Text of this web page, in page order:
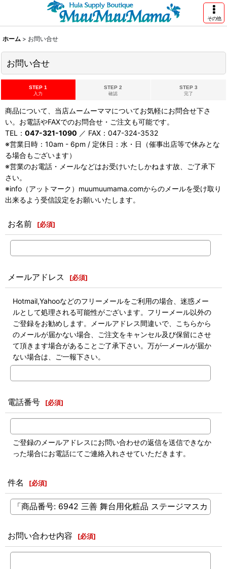
その他
ホーム > お問い合せ
お問い合せ
STEP 1
入力
STEP 2
確認
STEP 3
完了
商品について、当店ムームーママについてお気軽にお問合せ下さ
い。お電話やFAXでのお問合せ・ご注文も可能です。
TEL： 047-321-1090 ／ FAX：047-324-3532
※営業日時：10am - 6pm / 定休日：水・日（催事出店等で休みとな
る場合もございます）
※営業のお電話・メールなどはお受けいたしかねます故、ご了承下
さい。
※info（アットマーク）muumuumama.comからのメールを受け取り
出来るよう受信設定をお願いいたします。
お名前 [必須]
メールアドレス [必須]
Hotmail,Yahooなどのフリーメールをご利用の場合、迷惑メー
ルとして処理される可能性がございます。フリーメール以外の
ご登録をお勧めします。メールアドレス間違いで、こちらから
のメールが届かない場合、ご注文をキャンセル及び保留にさせ
て頂きます場合があることご了承下さい。万が一メールが届か
ない場合は、ご一報下さい。
電話番号 [必須]
ご登録のメールアドレスにお問い合わせの返信を送信できなか
った場合にお電話にてご連絡入れさせていただきます。
件名 [必須]
お問い合わせ内容 [必須]